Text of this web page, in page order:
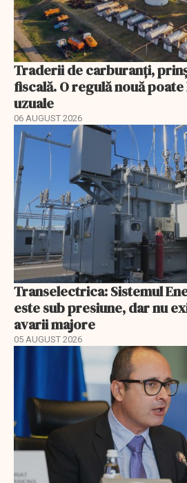
Traderii de carburanți,
fiscală. O regulă nouă
uzuale
06 AUGUST 2026
Transelectrica: Sistemul
este sub presiune, dar nu
avarii majore
05 AUGUST 2026